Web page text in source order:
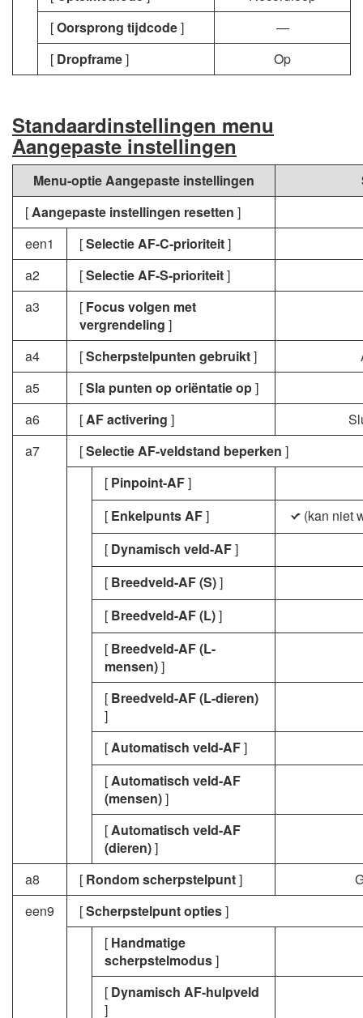
[Oorsprong tijdcode]
—
[ Dropframe] Op
Standaardinstellingen menu
Aangepaste instellingen
Menu-optie Aangepaste instellingen
[Aangepaste instellingen resetten ]
een1
[Selectie AF-C-prioriteit]
a2
[Selectie AF-S-prioriteit]
a3
[ Focus volgen met
vergrendeling ]
a4
[Scherpstelpunten gebruikt]
a5
[Sla punten op oriëntatie op]
a6
[AF activering ]
a7
[Selectie AF-veldstand beperken ]
[ Pinpoint-AF]
[ Enkelpunts AF] L(kan niet
[ Dynamisch veld-AF]
[ Breedveld-AF (S)]
[ Breedveld-AF (L)]
[ Breedveld-AF (L-
mensen)]
[ Breedveld-AF (L-dieren)
]
[Automatisch veld-AF]
[Automatisch veld-AF
(mensen)]
[Automatisch veld-AF
(dieren)]
a8
[ Rondom scherpstelpunt]
een9
[Scherpstelpunt opties]
[ Handmatige
scherpstelmodus]
[ Dynamisch AF-hulpveld
]